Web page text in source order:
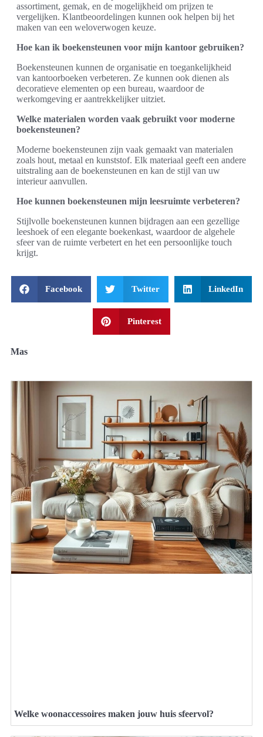
assortiment, gemak, en de mogelijkheid om prijzen te
vergelijken. Klantbeoordelingen kunnen ook helpen bij het
maken van een weloverwogen keuze.
Hoe kan ik boekensteunen voor mijn kantoor gebruiken?
Boekensteunen kunnen de organisatie en toegankelijkheid
van kantoorboeken verbeteren. Ze kunnen ook dienen als
decoratieve elementen op een bureau, waardoor de
werkomgeving er aantrekkelijker uitziet.
Welke materialen worden vaak gebruikt voor moderne
boekensteunen?
Moderne boekensteunen zijn vaak gemaakt van materialen
zoals hout, metaal en kunststof. Elk materiaal geeft een andere
uitstraling aan de boekensteunen en kan de stijl van uw
interieur aanvullen.
Hoe kunnen boekensteunen mijn leesruimte verbeteren?
Stijlvolle boekensteunen kunnen bijdragen aan een gezellige
leeshoek of een elegante boekenkast, waardoor de algehele
sfeer van de ruimte verbetert en het een persoonlijke touch
krijgt.
Facebook Twitter LinkedIn
Pinterest
Mas
Welke woonaccessoires maken jouw huis sfeervol?